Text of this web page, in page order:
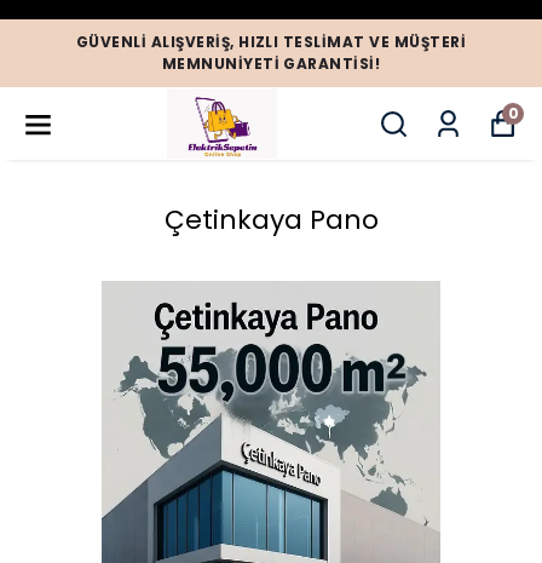
GÜVENLI ALIŞVERIŞ, HIZLI TESLIMAT VE MÜŞTERI
MEMNUNIYETI GARANTISI!
0
Çetinkaya Pano